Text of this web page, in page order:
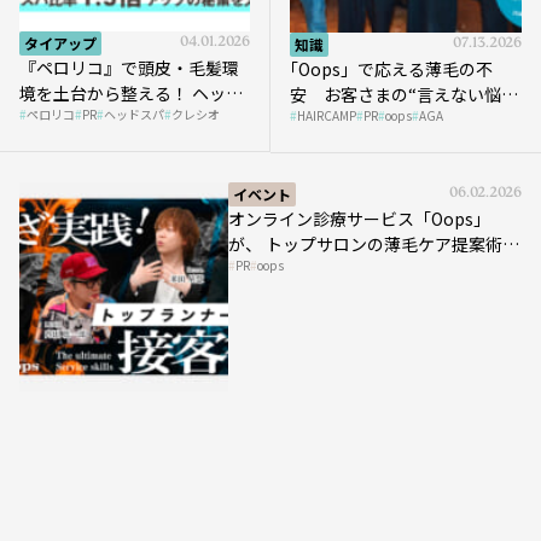
タイアップ 04.01.2026
『ペロリコ』で頭皮・毛髪環
境を土台から整える！ ヘッド
スパ比率1.5倍アップの秘策を
ペロリコ PR ヘッドスパ クレシオ
知識 07.13.2026
｢Oops」で応える薄毛の不
安 お客さまの“言えない悩
み”にどう向き合う？ ＃01
HAIRCAMP PR oops AGA
イベント 06.02.2026
オンライン診療サービス「Oops」
が、 トップサロンの薄毛ケア提案術を
HAIRCAMPで公開！
PR oops